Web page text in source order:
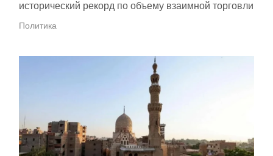
исторический рекорд по объему взаимной торговли
Политика